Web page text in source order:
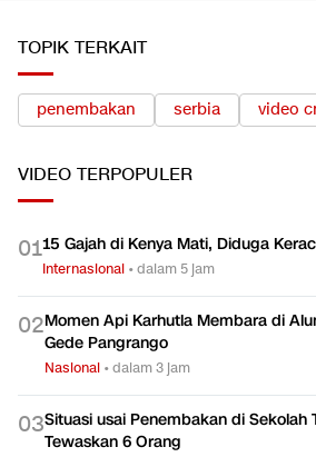
TOPIK TERKAIT
penembakan serbia video
VIDEO TERPOPULER
0115 Gajah di Kenya Mati, Diduga
Internasional •dalam 5 jam
02Momen Api Karhutla Membara di
Gede Pangrango
Nasional •dalam 3 jam
03Situasi usai Penembakan di Sekolah
Tewaskan 6 Orang